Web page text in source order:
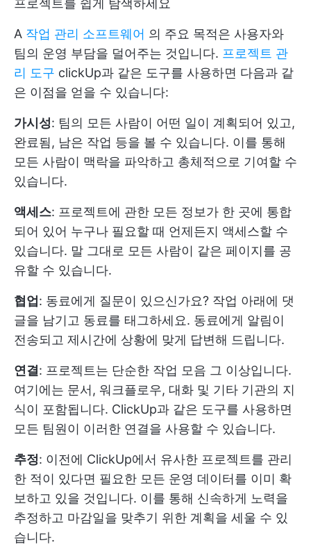
프로젝트를 쉽게 탐색하세요
A 작업 관리 소프트웨어 의 주요 목적은 사용자와
팀의 운영 부담을 덜어주는 것입니다. 프로젝트 관
리 도구 clickUp과 같은 도구를 사용하면 다음과 같
은 이점을 얻을 수 있습니다:
가시성: 팀의 모든 사람이 어떤 일이 계획되어 있고,
완료됨, 남은 작업 등을 볼 수 있습니다. 이를 통해
모든 사람이 맥락을 파악하고 총체적으로 기여할 수
있습니다.
액세스: 프로젝트에 관한 모든 정보가 한 곳에 통합
되어 있어 누구나 필요할 때 언제든지 액세스할 수
있습니다. 말 그대로 모든 사람이 같은 페이지를 공
유할 수 있습니다.
협업 : 동료에게 질문이 있으신가요? 작업 아래에 댓
글을 남기고 동료를 태그하세요. 동료에게 알림이
전송되고 제시간에 상황에 맞게 답변해 드립니다.
연결 : 프로젝트는 단순한 작업 모음 그 이상입니다.
여기에는 문서, 워크플로우, 대화 및 기타 기관의 지
식이 포함됩니다. ClickUp과 같은 도구를 사용하면
모든 팀원이 이러한 연결을 사용할 수 있습니다.
추정: 이전에 ClickUp에서 유사한 프로젝트를 관리
한 적이 있다면 필요한 모든 운영 데이터를 이미 확
보하고 있을 것입니다. 이를 통해 신속하게 노력을
추정하고 마감일을 맞추기 위한 계획을 세울 수 있
습니다.